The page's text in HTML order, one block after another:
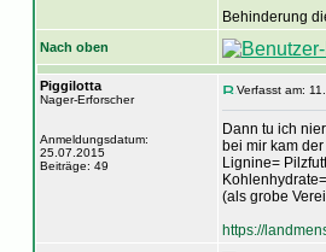
Behinderung
Nach oben
Piggilotta
Nager-Erforscher
Anmeldungsdatum:
25.07.2015
Beiträge: 49
Verfasst am:
Dann tu ich
bei mir kam
Lignine=
(als grobe
https://